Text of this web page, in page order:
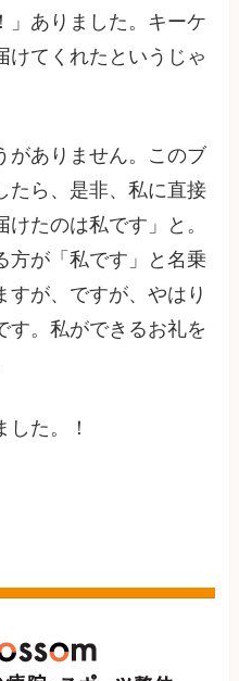
」ありました。キーケ
けてくれたというじゃ
がありません。このブ
たら、是非、私に直接
たのは私です」と。
方が「私です」と名乗
すが、ですが、やはり
す。私ができるお礼を
た。！